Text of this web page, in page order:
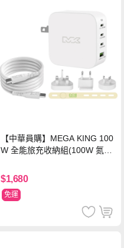
【中華員購】MEGA KING 100
W 全能旅充收納組(100W 氮化
萬國轉接器)
$1,680
免運